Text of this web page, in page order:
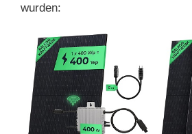
wurden: